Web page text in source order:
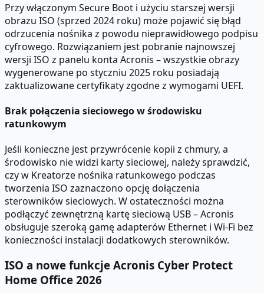
Przy włączonym Secure Boot i użyciu starszej wersji
obrazu ISO (sprzed 2024 roku) może pojawić się błąd
odrzucenia nośnika z powodu nieprawidłowego podpisu
cyfrowego. Rozwiązaniem jest pobranie najnowszej
wersji ISO z panelu konta Acronis – wszystkie obrazy
wygenerowane po styczniu 2025 roku posiadają
zaktualizowane certyfikaty zgodne z wymogami UEFI.
Brak połączenia sieciowego w środowisku
ratunkowym
Jeśli konieczne jest przywrócenie kopii z chmury, a
środowisko nie widzi karty sieciowej, należy sprawdzić,
czy w Kreatorze nośnika ratunkowego podczas
tworzenia ISO zaznaczono opcję dołączenia
sterowników sieciowych. W ostateczności można
podłączyć zewnętrzną kartę sieciową USB – Acronis
obsługuje szeroką gamę adapterów Ethernet i Wi-Fi bez
konieczności instalacji dodatkowych sterowników.
ISO a nowe funkcje Acronis Cyber Protect
Home Office 2026